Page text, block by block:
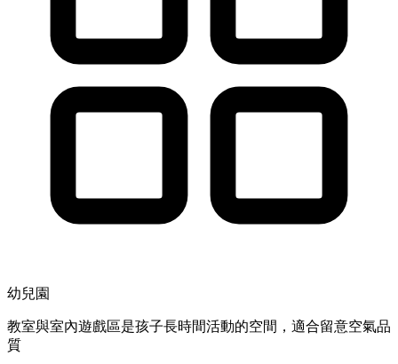
幼兒園
教室與室內遊戲區是孩子長時間活動的空間，適合留意空氣品
質